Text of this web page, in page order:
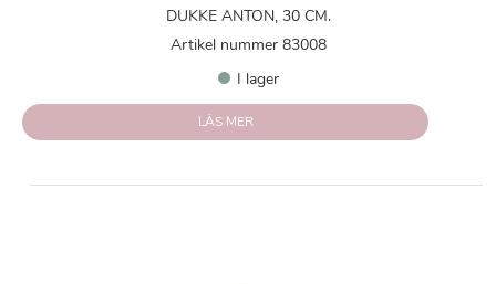
DUKKE ANTON, 30 CM.
Artikel nummer 83008
I lager
LÄS MER